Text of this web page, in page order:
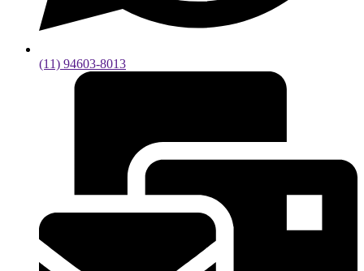
(11) 94603-8013